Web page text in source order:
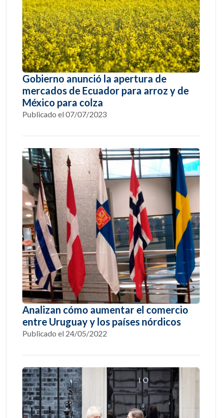
Gobierno anunció la apertura de
mercados de Ecuador para arroz y de
México para colza
Publicado el 07/07/2023
Analizan cómo aumentar el comercio
entre Uruguay y los países nórdicos
Publicado el 24/05/2022